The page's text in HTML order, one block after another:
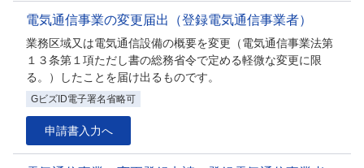
電気通信事業の変更届出（登録電気通信事業者）
業務区域又は電気通信設備の概要を変更（電気通信事業法第
１３条第１項ただし書の総務省令で定める軽微な変更に限
る。）したことを届け出るものです。
GビズID電子署名省略可
申請書入力へ